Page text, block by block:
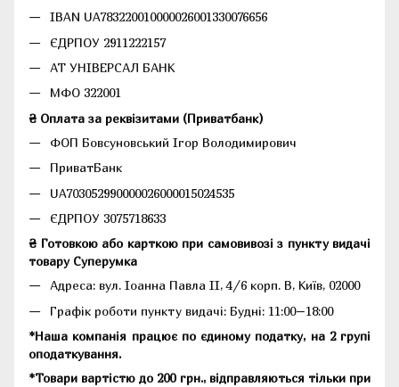
IBAN UA783220010000026001330076656
ЄДРПОУ 2911222157
АТ УНІВЕРСАЛ БАНК
МФО 322001
₴ Оплата за реквізитами (Приватбанк)
ФОП Бовсуновський Ігор Володимирович
ПриватБанк
UA703052990000026000015024535
ЄДРПОУ 3075718633
₴ Готовкою або карткою при самовивозі з пункту видачі
товару Суперумка
Адреса: вул. Іоанна Павла II, 4/6 корп. В, Київ, 02000
Графік роботи пункту видачі: Будні: 11:00–18:00
*Наша компанія працює по єдиному податку, на 2 групі
оподаткування.
*Товари вартістю до 200 грн., відправляються тільки при